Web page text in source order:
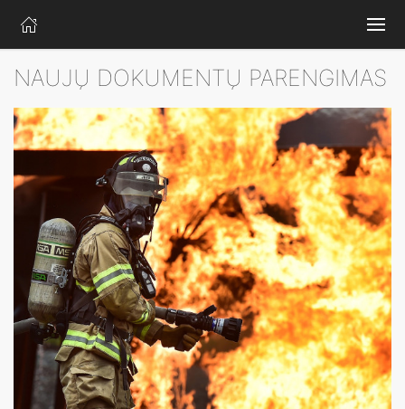
NAUJŲ DOKUMENTŲ PARENGIMAS